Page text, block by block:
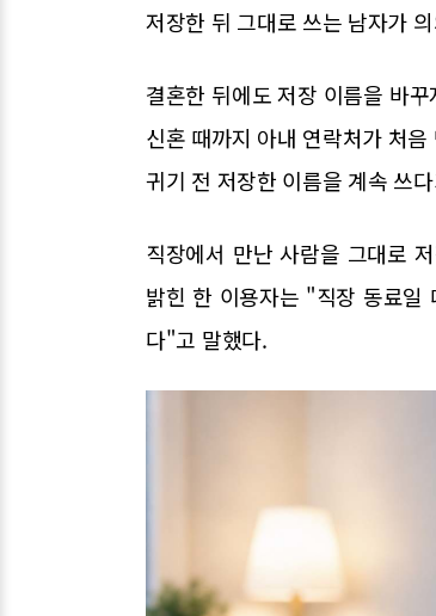
저장한 뒤 그대로 쓰는 남자가
결혼한 뒤에도 저장 이름을 바
신혼 때까지 아내 연락처가 처
귀기 전 저장한 이름을 계속 쓰
직장에서 만난 사람을 그대로
밝힌 한 이용자는 "직장 동료일
다"고 말했다.